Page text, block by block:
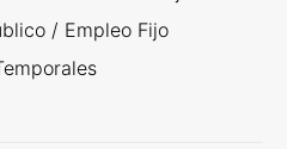
/ Empleo Fijo